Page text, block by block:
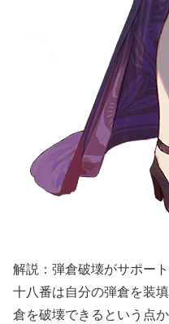
解説：弾倉破壊がサポー
十八番は自分の弾倉を装
倉を破壊できるという点